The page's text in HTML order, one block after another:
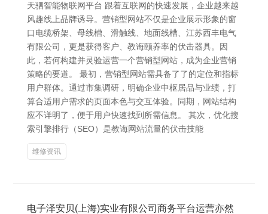
天驷智能物联网平台 跟着互联网的快速发展，企业越来越
风趣线上品牌诱导。营销型网站不仅是企业展示形象的窗
口电缆桥架、母线槽、滑触线、地面线槽、江苏西丰电气
有限公司，更是获得客户、教诲颐养率的伏击器具。因
此，若何构建并灵验运营一个营销型网站，成为企业营销
策略的要道。 最初，营销型网站需具备了了的定位和指标
用户群体。通过市集调研，明确企业中枢居品与业绩，打
算合适用户需求的页面本色与交互体验。同期，网站结构
应不详明了，便于用户快速找到所需信息。 其次，优化搜
索引擎排行（SEO）是教诲网站流量的伏击技能
维修资讯
电子泽安贝(上海)实业有限公司商务平台运营亦然